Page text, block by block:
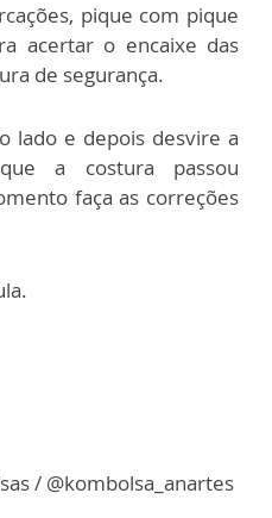
pique com pique
acertar o encaixe das
de segurança.
lado e depois desvire a
a costura passou
faça as correções
/ @kombolsa_anartes